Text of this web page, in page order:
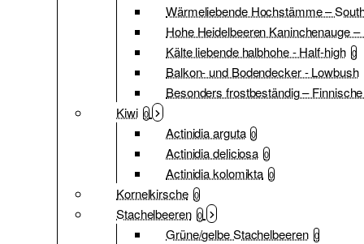
Wärmeliebende Hochstämme –
Hohe Heidelbeeren Kaninchenauge
Kälte liebende halbhohe - Half-high 0
Balkon- und Bodendecker - Lowbush
Besonders frostbeständig –
Kiwi 0
Actinidia arguta 0
Actinidia deliciosa 0
Actinidia kolomikta 0
Kornelkirsche 0
Stachelbeeren 0
Grüne/gelbe Stachelbeeren 0